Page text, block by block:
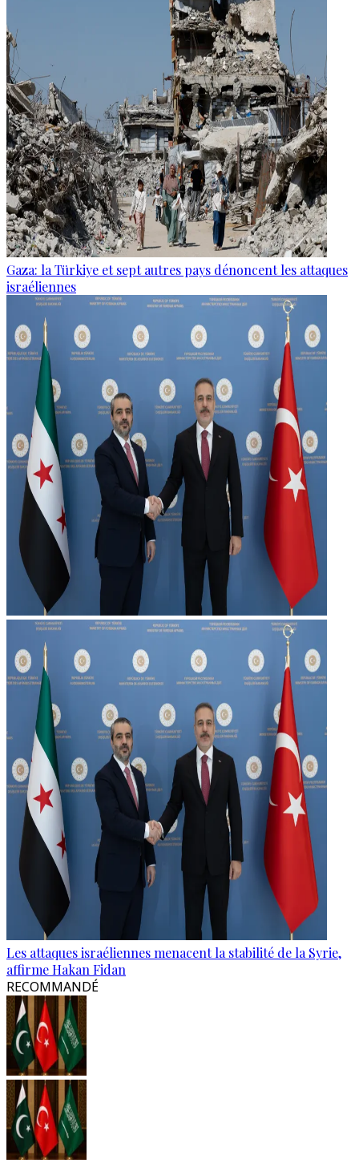
Gaza: la Türkiye et sept autres pays dénoncent les attaques
israéliennes
Les attaques israéliennes menacent la stabilité de la Syrie,
affirme Hakan Fidan
RECOMMANDÉ